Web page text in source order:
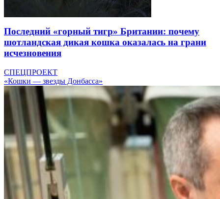
Последний «горный тигр» Британии: почему
шотландская дикая кошка оказалась на грани
исчезновения
СПЕЦПРОЕКТ
«Кошки — звезды Донбасса»